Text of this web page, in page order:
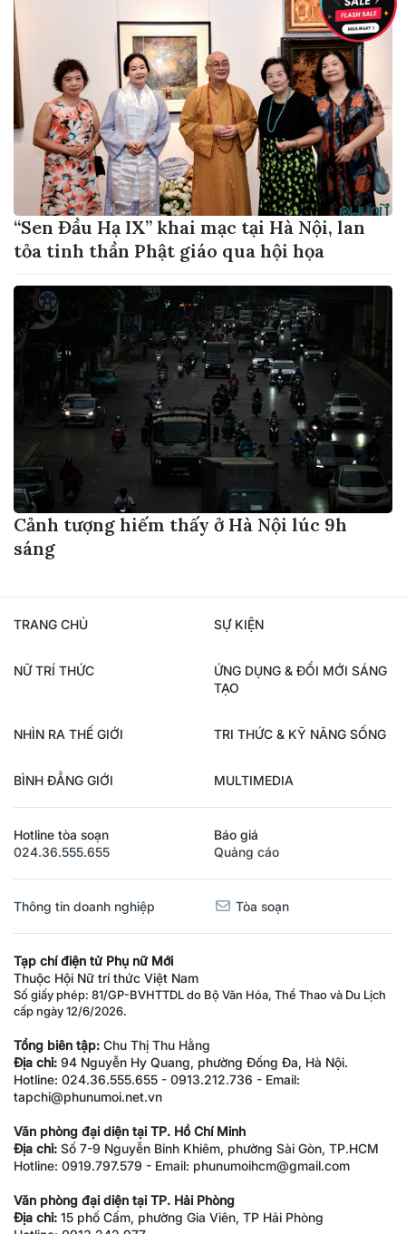
“Sen Đầu Hạ IX” khai mạc tại Hà Nội, lan
tỏa tinh thần Phật giáo qua hội họa
Cảnh tượng hiếm thấy ở Hà Nội lúc 9h
sáng
TRANG CHỦ SỰ KIỆN
NỮ TRÍ THỨC
ỨNG DỤNG & ĐỔI MỚI SÁNG
TẠO
NHÌN RA THẾ GIỚI TRI THỨC & KỸ NĂNG SỐNG
BÌNH ĐẲNG GIỚI MULTIMEDIA
Hotline tòa soạn
024.36.555.655
Báo giá
Quảng cáo
Thông tin doanh nghiệp Tòa soạn
Tạp chí điện tử Phụ nữ Mới
Thuộc Hội Nữ trí thức Việt Nam
Số giấy phép: 81/GP-BVHTTDL do Bộ Văn Hóa, Thể Thao và Du Lịch
cấp ngày 12/6/2026.
Tổng biên tập: Chu Thị Thu Hằng
Địa chỉ: 94 Nguyễn Hy Quang, phường Đống Đa, Hà Nội.
Hotline: 024.36.555.655 - 0913.212.736 - Email:
tapchi@phunumoi.net.vn
Văn phòng đại diện tại TP. Hồ Chí Minh
Địa chỉ: Số 7-9 Nguyễn Bỉnh Khiêm, phường Sài Gòn, TP.HCM
Hotline: 0919.797.579 - Email: phunumoihcm@gmail.com
Văn phòng đại diện tại TP. Hải Phòng
Địa chỉ: 15 phố Cấm, phường Gia Viên, TP Hải Phòng